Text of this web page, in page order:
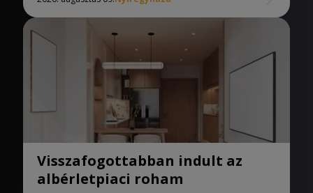
Visszafogottabban indult az
albérletpiaci roham